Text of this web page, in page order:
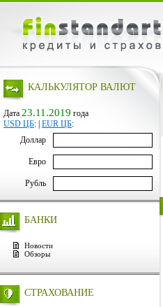
КАЛЬКУЛЯТОР ВАЛЮТ
Дата 23.11.2019 года
USD ЦБ: EUR ЦБ:
Доллар
Евро
Рубль
БАНКИ
Новости
Обзоры
СТРАХОВАНИЕ